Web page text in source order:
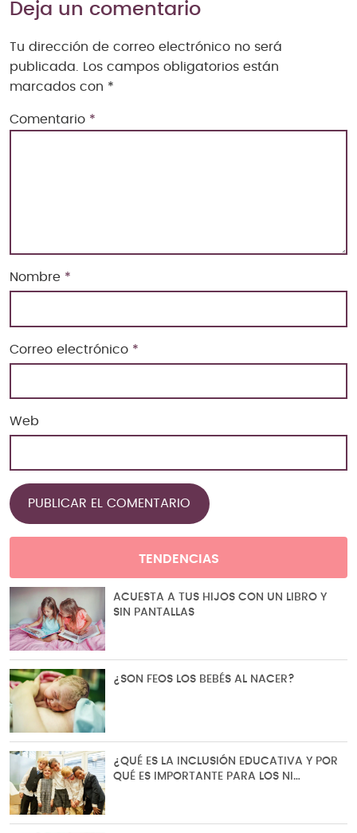
Deja un comentario
Tu dirección de correo electrónico no será
publicada.
Los campos obligatorios están
marcados con *
Comentario *
Nombre *
Correo electrónico *
Web
TENDENCIAS
ACUESTA A TUS HIJOS CON UN LIBRO Y
SIN PANTALLAS
¿SON FEOS LOS BEBÉS AL NACER?
¿QUÉ ES LA INCLUSIÓN EDUCATIVA Y POR
QUÉ ES IMPORTANTE PARA LOS NI…